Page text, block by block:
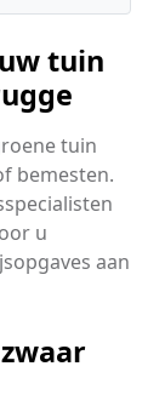
tuin
tuin
bemesten.
u
aan